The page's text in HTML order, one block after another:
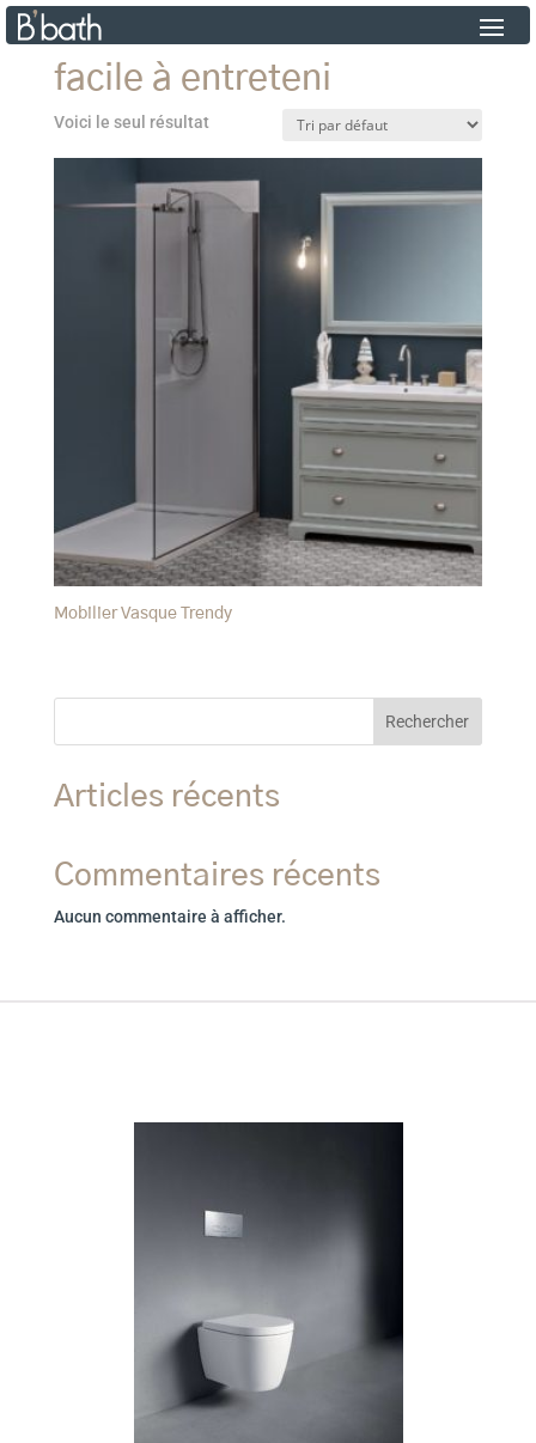
facile à entreteni
Voici le seul résultat
Mobilier Vasque Trendy
Rechercher
Articles récents
Commentaires récents
Aucun commentaire à afficher.